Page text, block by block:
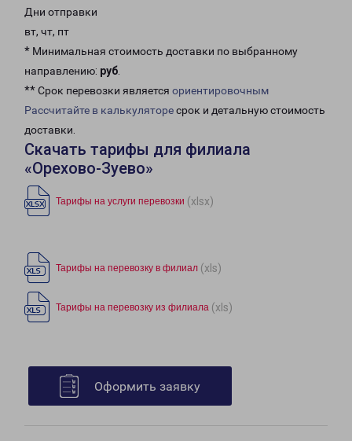
Дни отправки
вт, чт, пт
* Минимальная стоимость доставки по выбранному
направлению: руб.
** Срок перевозки является ориентировочным
Рассчитайте в калькуляторесрок и детальную стоимость
доставки.
Скачать тарифы для филиала
«Орехово-Зуево»
Тарифы на услуги перевозки (xlsx)
Тарифы на перевозку в филиал (xls)
Тарифы на перевозку из филиала (xls)
Оформить заявку